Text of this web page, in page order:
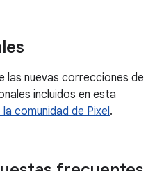
las nuevas correcciones de
incluidos en esta
comunidad de Pixel.